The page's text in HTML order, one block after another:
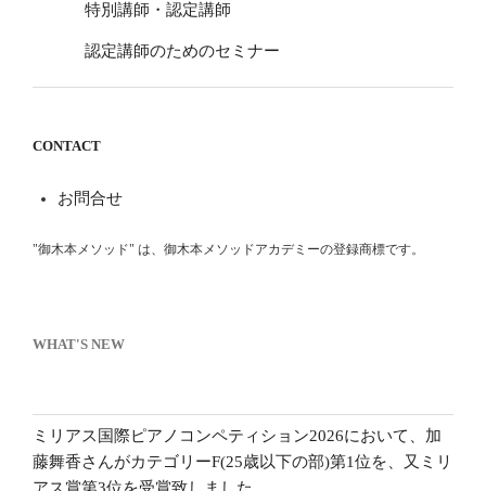
特別講師・認定講師
認定講師のためのセミナー
CONTACT
お問合せ
"御木本メソッド" は、御木本メソッドアカデミーの登録商標です。
WHAT'S NEW
ミリアス国際ピアノコンペティション2026において、加
藤舞香さんがカテゴリーF(25歳以下の部)第1位を、又ミリ